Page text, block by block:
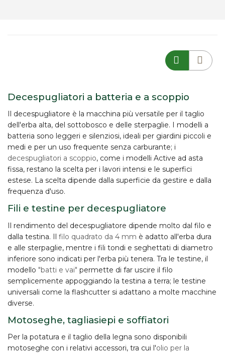
Decespugliatori a batteria e a scoppio
Il decespugliatore è la macchina più versatile per il taglio
dell'erba alta, del sottobosco e delle sterpaglie. I modelli a
batteria sono leggeri e silenziosi, ideali per giardini piccoli e
medi e per un uso frequente senza carburante; i
decespugliatori a scoppio, come i modelli Active ad asta
fissa, restano la scelta per i lavori intensi e le superfici
estese. La scelta dipende dalla superficie da gestire e dalla
frequenza d'uso.
Fili e testine per decespugliatore
Il rendimento del decespugliatore dipende molto dal filo e
dalla testina. Il filo quadrato da 4 mm è adatto all'erba dura
e alle sterpaglie, mentre i fili tondi e seghettati di diametro
inferiore sono indicati per l'erba più tenera. Tra le testine, il
modello "batti e vai" permette di far uscire il filo
semplicemente appoggiando la testina a terra; le testine
universali come la flashcutter si adattano a molte macchine
diverse.
Motoseghe, tagliasiepi e soffiatori
Per la potatura e il taglio della legna sono disponibili
motoseghe con i relativi accessori, tra cui l'olio per la